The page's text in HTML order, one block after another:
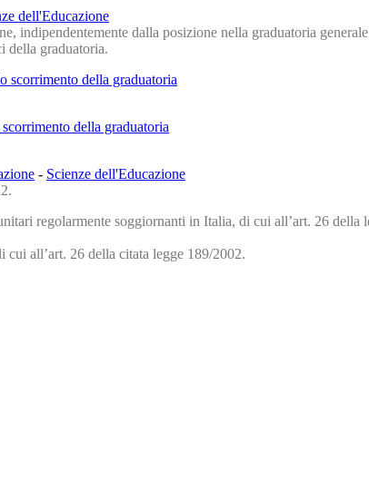
dell'Educazione
indipendentemente dalla posizione nella graduatoria
della graduatoria.
scorrimento della graduatoria
della graduatoria
- Scienze dell'Educazione
regolarmente soggiornanti in Italia, di cui all’art. 26
all’art. 26 della citata legge 189/2002.